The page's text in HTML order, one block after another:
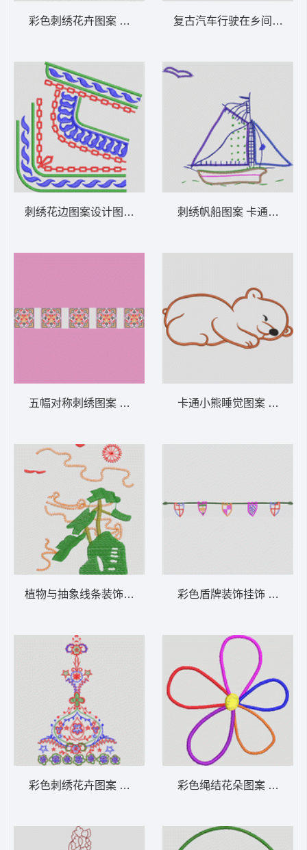
彩色刺绣花卉图案 女装服装时装
刺绣花边图案设计图 女装服装时装
五幅对称刺绣图案 女装服装时装
植物与抽象线条装饰图案 女装服装时装
彩色刺绣花卉图案 女装服装时装
刺绣帆船图案 卡通童
卡通小熊睡觉
彩色盾牌装饰
彩色绳结花朵